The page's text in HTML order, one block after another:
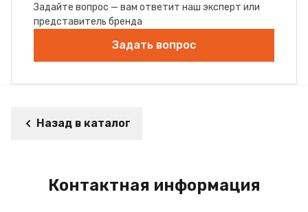
Задайте вопрос — вам ответит наш эксперт или
представитель бренда
Задать вопрос
Назад в каталог
Контактная информация